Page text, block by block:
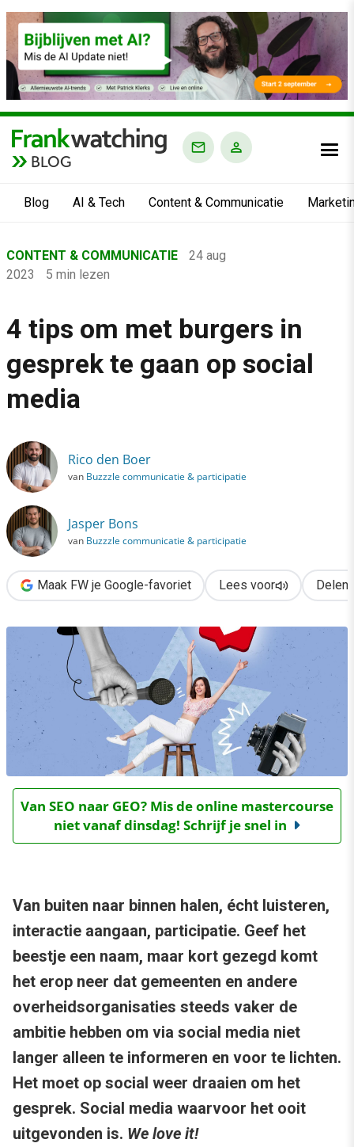
BLOG
Blog AI & Tech Content & Communicatie
›
Content & Communicatie
›
4 tips om met burgers in gesprek te gaan op social media
CONTENT & COMMUNICATIE
24 aug
2023
5 min lezen
4 tips om met burgers in
gesprek te gaan op social
media
Rico den Boer
van Buzzzle communicatie & participatie
Jasper Bons
van Buzzzle communicatie & participatie
Maak FW je Google-favoriet Lees voor Delen
Van SEO naar GEO? Mis de online mastercourse
niet vanaf dinsdag! Schrijf je snel in
Van buiten naar binnen halen, écht luisteren,
interactie aangaan, participatie. Geef het
beestje een naam, maar kort gezegd komt
het erop neer dat gemeenten en andere
overheidsorganisaties steeds vaker de
ambitie hebben om via social media niet
langer alleen te informeren en voor te lichten.
Het moet op social weer draaien om het
gesprek. Social media waarvoor het ooit
uitgevonden is. We love it!